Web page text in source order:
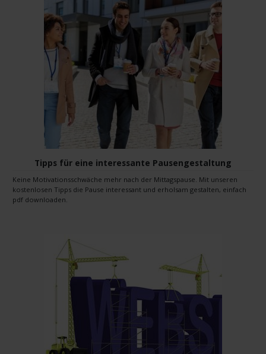
Tipps für eine interessante Pausengestaltung
Keine Motivationsschwäche mehr nach der Mittagspause. Mit unseren
kostenlosen Tipps die Pause interessant und erholsam gestalten, einfach
pdf downloaden.